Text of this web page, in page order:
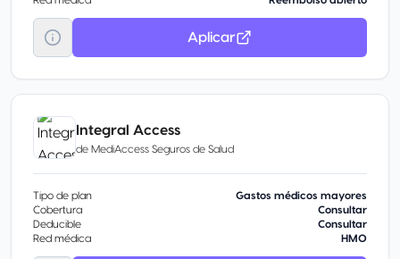
Aplicar
Integral Access
de MediAccess Seguros de Salud
Tipo de plan
Gastos médicos mayores
Cobertura
Consultar
Deducible
Consultar
Red médica
HMO